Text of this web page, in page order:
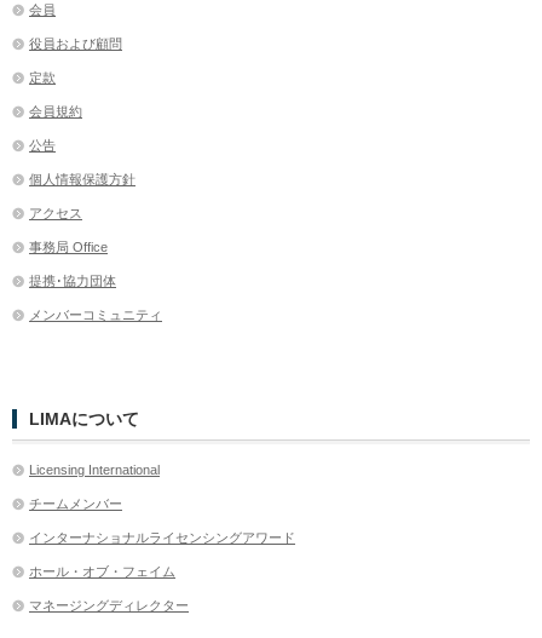
会員
役員および顧問
定款
会員規約
公告
個人情報保護方針
アクセス
事務局 Office
提携･協力団体
メンバーコミュニティ
LIMAについて
Licensing International
チームメンバー
インターナショナルライセンシングアワード
ホール・オブ・フェイム
マネージングディレクター